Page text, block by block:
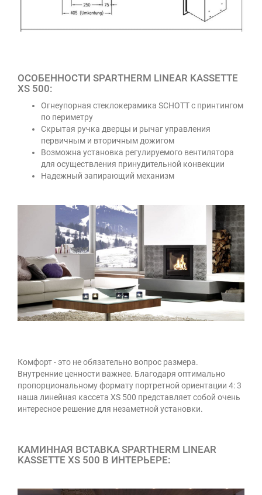
ОСОБЕННОСТИ SPARTHERM LINEAR KASSETTE
XS 500:
Огнеупорная стеклокерамика SCHOTT с принтингом
по периметру
Скрытая ручка дверцы и рычаг управления
первичным и вторичным дожигом
Возможна установка регулируемого вентилятора
для осуществления принудительной конвекции
Надежный запирающий механизм
Комфорт - это не обязательно вопрос размера.
Внутренние ценности важнее. Благодаря оптимально
пропорциональному формату портретной ориентации 4: 3
наша линейная кассета XS 500 представляет собой очень
интересное решение для незаметной установки.
КАМИННАЯ ВСТАВКА SPARTHERM LINEAR
KASSETTE XS 500 В ИНТЕРЬЕРЕ: